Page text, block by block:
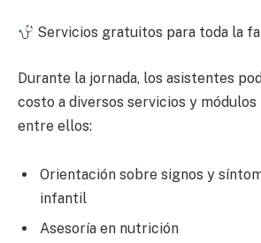
Servicios gratuitos para toda la
Durante la jornada, los asistentes
costo a diversos servicios y
entre ellos:
Orientación sobre signos y
infantil
Asesoría en nutrición